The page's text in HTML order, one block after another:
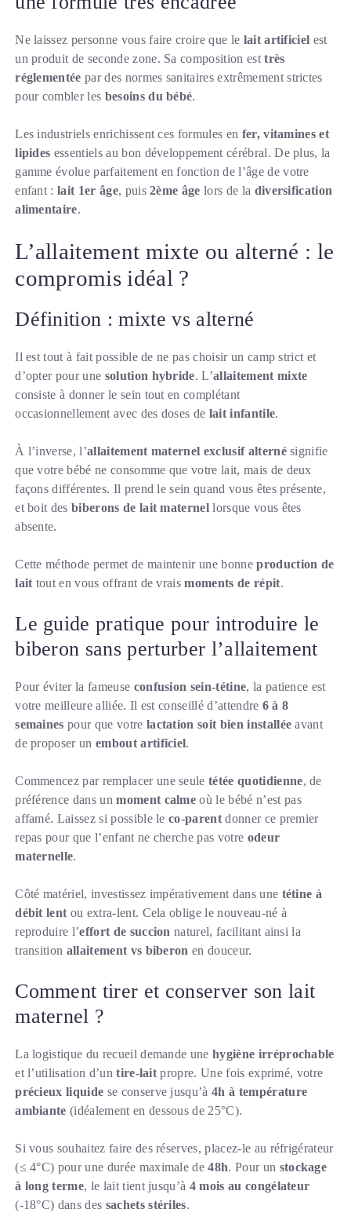
Ne laissez personne vous faire croire que le lait artificiel est
un produit de seconde zone. Sa composition esttrès
réglementée par des normes sanitaires extrêmement strictes
pour combler les besoins du bébé.
Les industriels enrichissent ces formules en fer, vitamines et
lipides essentiels au bon développement cérébral. De plus, la
gamme évolue parfaitement en fonction de l’âge de votre
enfant :lait 1er âge, puis2ème âge lors de la diversification
alimentaire.
L’allaitement mixte ou alterné : le
compromis idéal ?
Définition : mixte vs alterné
Il est tout à fait possible de ne pas choisir un camp strict et
d’opter pour une solution hybride. L’allaitement mixte
consiste à donner le sein tout en complétant
occasionnellement avec des doses de lait infantile.
À l’inverse, l’allaitement maternel exclusif alternésignifie
que votre bébé ne consomme que votre lait, mais de deux
façons différentes. Il prend le sein quand vous êtes présente,
et boit desbiberons de lait maternel lorsque vous êtes
absente.
Cette méthode permet de maintenir une bonneproduction de
lait tout en vous offrant de vraismoments de répit.
Le guide pratique pour introduire le
biberon sans perturber l’allaitement
Pour éviter la fameuse confusion sein-tétine, la patience est
votre meilleure alliée. Il est conseillé d’attendre 6 à 8
semaines pour que votre lactation soit bien installée avant
de proposer un embout artificiel.
Commencez par remplacer une seuletétée quotidienne, de
préférence dans unmoment calme où le bébé n’est pas
affamé. Laissez si possible leco-parent donner ce premier
repas pour que l’enfant ne cherche pas votre odeur
maternelle.
Côté matériel, investissez impérativement dans une tétine à
débit lent ou extra-lent. Cela oblige le nouveau-né à
reproduire l’effort de succion naturel, facilitant ainsi la
transition allaitement vs biberon en douceur.
Comment tirer et conserver son lait
maternel ?
La logistique du recueil demande unehygiène irréprochable
et l’utilisation d’untire-lait propre. Une fois exprimé, votre
précieux liquide se conserve jusqu’à4h à température
ambiante (idéalement en dessous de 25°C).
Si vous souhaitez faire des réserves, placez-le au réfrigérateur
(≤ 4°C) pour une durée maximale de48h. Pour un stockage
à long terme, le lait tient jusqu’à 4 mois au congélateur
(-18°C) dans des sachets stériles.